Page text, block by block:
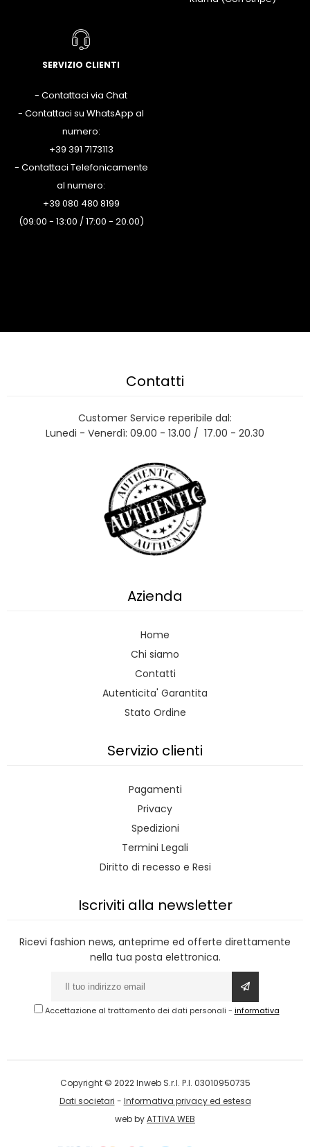
SERVIZIO CLIENTI
- Contattaci via Chat
- Contattaci su WhatsApp al
numero:
+39 391 7173113
- Contattaci Telefonicamente
al numero:
+39 080 480 8199
(09:00 - 13:00 / 17:00 - 20.00)
Contatti
Customer Service reperibile dal:
Lunedi - Venerdì: 09.00 - 13.00 / 17.00 - 20.30
Azienda
Home
Chi siamo
Contatti
Autenticita' Garantita
Stato Ordine
Servizio clienti
Pagamenti
Privacy
Spedizioni
Termini Legali
Diritto di recesso e Resi
Iscriviti alla newsletter
Ricevi fashion news, anteprime ed offerte direttamente
nella tua posta elettronica.
Accettazione al trattamento dei dati personali - informativa
Copyright © 2022 Inweb S.r.l. P.I. 03010950735
Dati societari - Informativa privacy ed estesa
web byATTIVA WEB